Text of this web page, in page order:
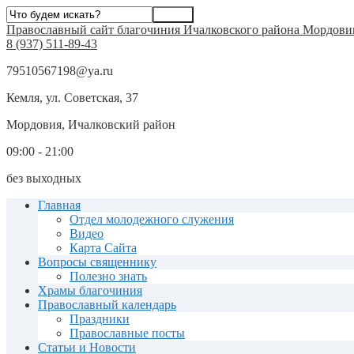
Православный сайт благочиния Ичалковского района
8 (937) 511-89-43
79510567198@ya.ru
Кемля, ул. Советская, 37
Мордовия, Ичалковский район
09:00 - 21:00
без выходных
Главная
Отдел молодежного служения
Видео
Карта Сайта
Вопросы священнику
Полезно знать
Храмы благочиния
Православный календарь
Праздники
Православные посты
Статьи и Новости